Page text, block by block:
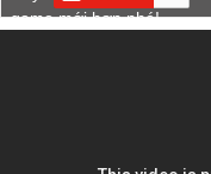
game mới hơn nhé!